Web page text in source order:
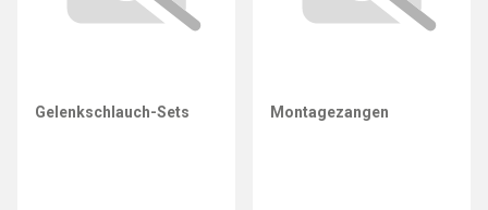
Gelenkschlauch-Sets Montagezangen